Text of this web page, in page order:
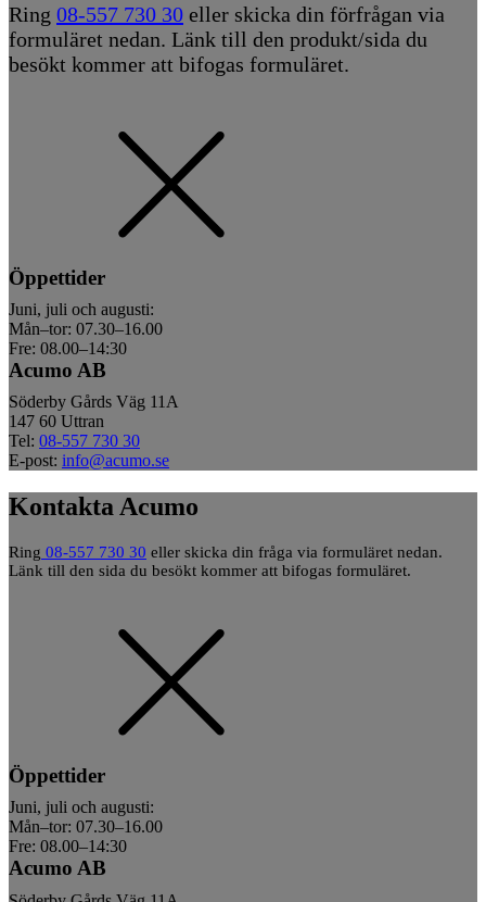
Ring 08-557 730 30 eller skicka din förfrågan via
formuläret nedan. Länk till den produkt/sida du
besökt kommer att bifogas formuläret.
Öppettider
Juni, juli och augusti:
Mån–tor: 07.30–16.00
Fre: 08.00–14:30
Acumo AB
Söderby Gårds Väg 11A
147 60 Uttran
Tel: 08-557 730 30
E-post: info@acumo.se
Kontakta Acumo
Ring 08-557 730 30 eller skicka din fråga via formuläret nedan.
Länk till den sida du besökt kommer att bifogas formuläret.
Öppettider
Juni, juli och augusti:
Mån–tor: 07.30–16.00
Fre: 08.00–14:30
Acumo AB